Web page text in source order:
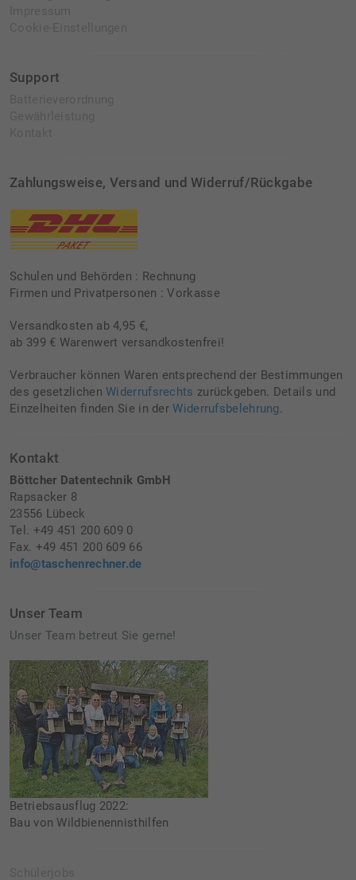
Support
Zahlungsweise, Versand und Widerruf/Rückgabe
Schulen und Behörden : Rechnung
Firmen und Privatpersonen : Vorkasse
Versandkosten ab 4,95 €,
ab 399 € Warenwert versandkostenfrei!
Verbraucher können Waren entsprechend der Bestimmungen
des gesetzlichenWiderrufsrechts zurückgeben. Details und
Einzelheiten finden Sie in derWiderrufsbelehrung.
Kontakt
Böttcher Datentechnik GmbH
Rapsacker 8
23556 Lübeck
Tel. +49 451 200 609 0
Fax. +49 451 200 609 66
info@taschenrechner.de
Unser Team
Unser Team betreut Sie gerne!
Betriebsausflug 2022:
Bau von Wildbienennisthilfen